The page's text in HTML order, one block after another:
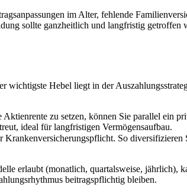
im Alter, fehlende
sollte ganzheitlich und langfristig getroffen
Hebel liegt in der
zu setzen, können Sie parallel ein
ideal für langfristigen Vermögensaufbau.
So
erlaubt (monatlich, quartalsweise, jährlich),
beitragspflichtig bleiben.